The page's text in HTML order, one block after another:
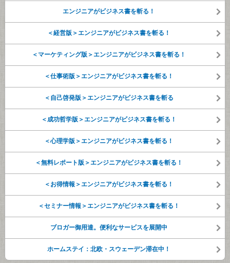
エンジニアがビジネス書を斬る！
＜経営版＞エンジニアがビジネス書を斬る！
＜マーケティング版＞エンジニアがビジネス書を斬る！
＜仕事術版＞エンジニアがビジネス書を斬る！
＜自己啓発版＞エンジニアがビジネス書を斬る
＜成功哲学版＞エンジニアがビジネス書を斬る！
＜心理学版＞エンジニアがビジネス書を斬る！
＜無料レポート版＞エンジニアがビジネス書を斬る！
＜お得情報＞エンジニアがビジネス書を斬る！
＜セミナー情報＞エンジニアがビジネス書を斬る！
ブロガー御用達。便利なサービスを展開中
ホームステイ：北欧・スウェーデン滞在中！